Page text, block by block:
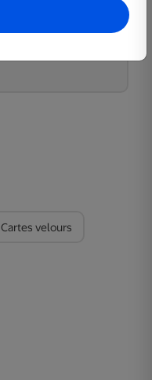
Cartes velours